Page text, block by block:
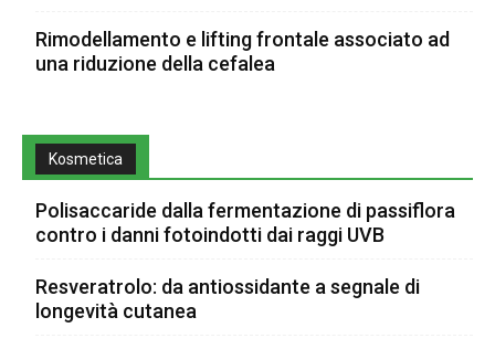
Rimodellamento e lifting frontale associato ad
una riduzione della cefalea
Kosmetica
Polisaccaride dalla fermentazione di passiflora
contro i danni fotoindotti dai raggi UVB
Resveratrolo: da antiossidante a segnale di
longevità cutanea